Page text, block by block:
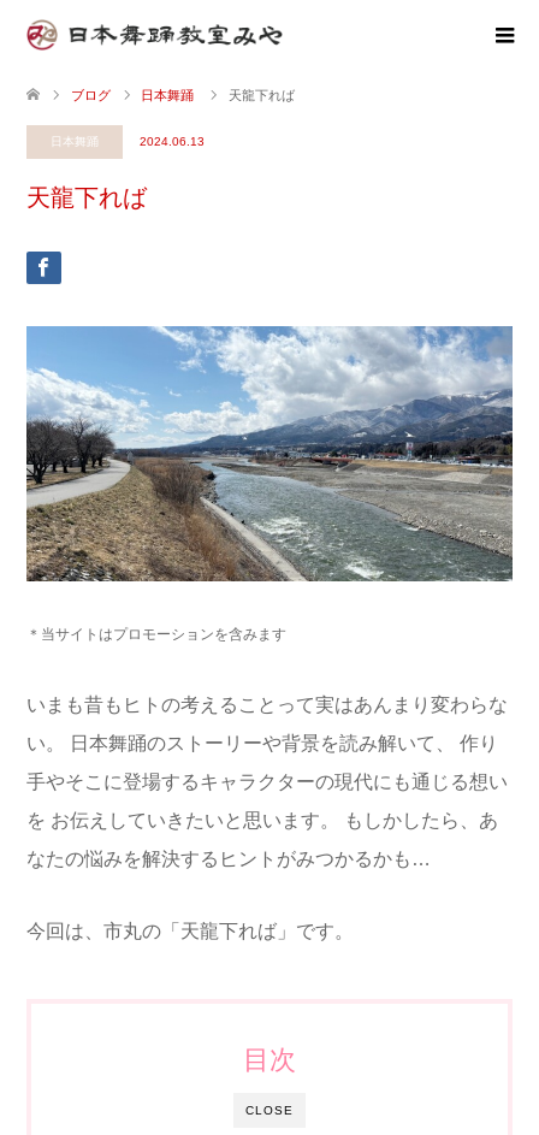
ブログ 日本舞踊 天龍下れば
日本舞踊 2024.06.13
天龍下れば
＊当サイトはプロモーションを含みます
いまも昔もヒトの考えることって実はあんまり変わらな
い。
日本舞踊のストーリーや背景を読み解いて、
作り
手やそこに登場するキャラクターの現代にも通じる想い
を お伝えしていきたいと思います。
もしかしたら、あ
なたの悩みを解決するヒントがみつかるかも…
今回は、市丸の「天龍下れば」です。
CLOSE
目次